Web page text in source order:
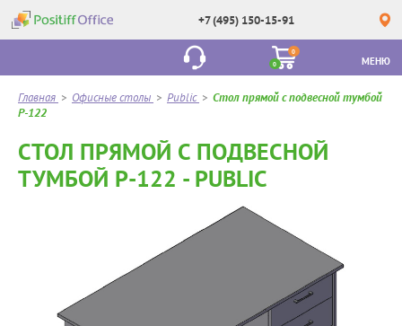
+7 (495) 150-15-91
0
0
МЕНЮ
Главная > Офисные столы > Public > Стол прямой с подвесной тумбой
Р-122
СТОЛ ПРЯМОЙ С ПОДВЕСНОЙ
ТУМБОЙ Р-122 - PUBLIC